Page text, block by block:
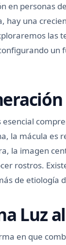
en personas
hay una
las
un
la mácula es
la imagen
rostros.
de etiología
Luz
en que